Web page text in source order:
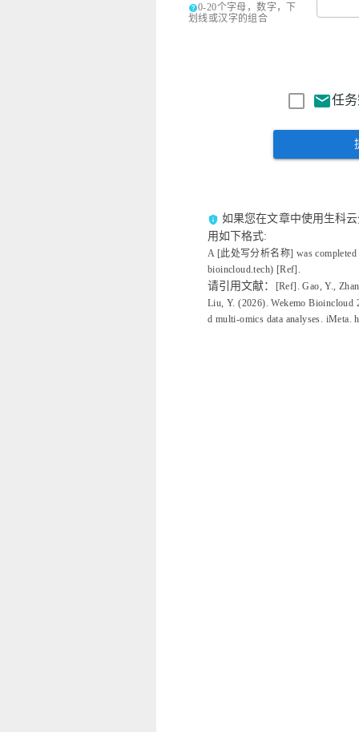
help0-20个字母，数字，下
划线或汉字的组合
mail任
privacy_tip 如果您在文章中使用生科
用如下格式:
A [此处写分析名称] was
bioincloud.tech) [Ref].
请引用文献：
[Ref]. Gao, Y.,
Liu, Y. (2026). Wekemo Bioincloud
d multi‐omics data analyses.